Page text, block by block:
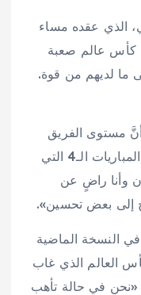
الذي عقده مساء
كأس عالم صعبة
ما لديهم من قوة.
مستوى الفريق
مقبول للغاية. لقد انتصرنا في جميع المباريات الـ4 التي
وأنا راضٍ عن
إلى بعض تحسين».
النسخة الماضية
لقب كأس العالم الذي غاب
لمدة 36 عاماً: «نحن في حالة تأهب